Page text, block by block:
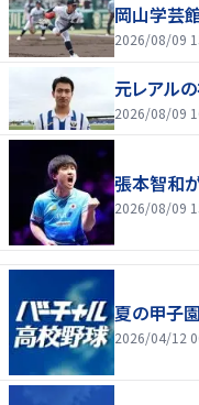
岡山学芸
2026/08/09
元レアル
2026/08/09
張本智和
2026/08/09
夏の甲子
2026/04/12